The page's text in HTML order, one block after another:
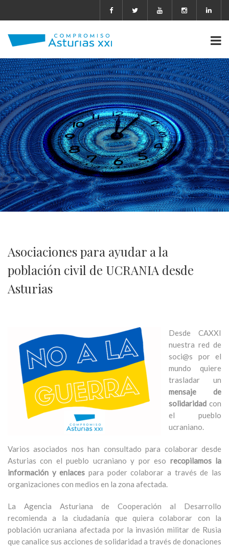
Asociaciones para ayudar a la
población civil de UCRANIA desde
Asturias
Desde CAXXI
nuestra red de
soci@s por el
mundo quiere
trasladar un
mensaje de
solidaridad con
el pueblo
ucraniano.
Varios asociados nos han consultado para colaborar desde
Asturias con el pueblo ucraniano y por eso recopilamos la
información y enlaces para poder colaborar a través de las
organizaciones con medios en la zona afectada.
La Agencia Asturiana de Cooperación al Desarrollo
recomienda a la ciudadanía que quiera colaborar con la
población ucraniana afectada por la invasión militar de Rusia
que canalice sus acciones de solidaridad a través de donaciones